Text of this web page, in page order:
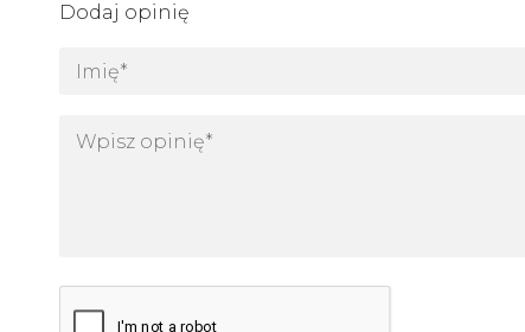
Dodaj opinię